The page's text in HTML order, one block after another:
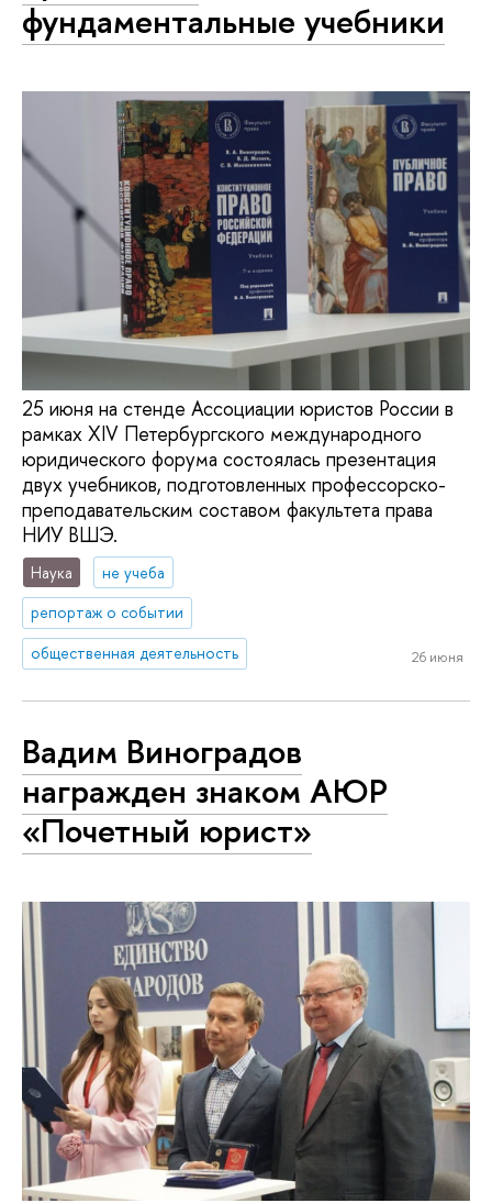
фундаментальные учебники
25 июня на стенде Ассоциации юристов России в
рамках XIV Петербургского международного
юридического форума состоялась презентация
двух учебников, подготовленных профессорско-
преподавательским составом факультета права
НИУ ВШЭ.
Наука
не учеба
репортаж о событии
общественная деятельность
26 июня
Вадим Виноградов
награжден знаком АЮР
«Почетный юрист»